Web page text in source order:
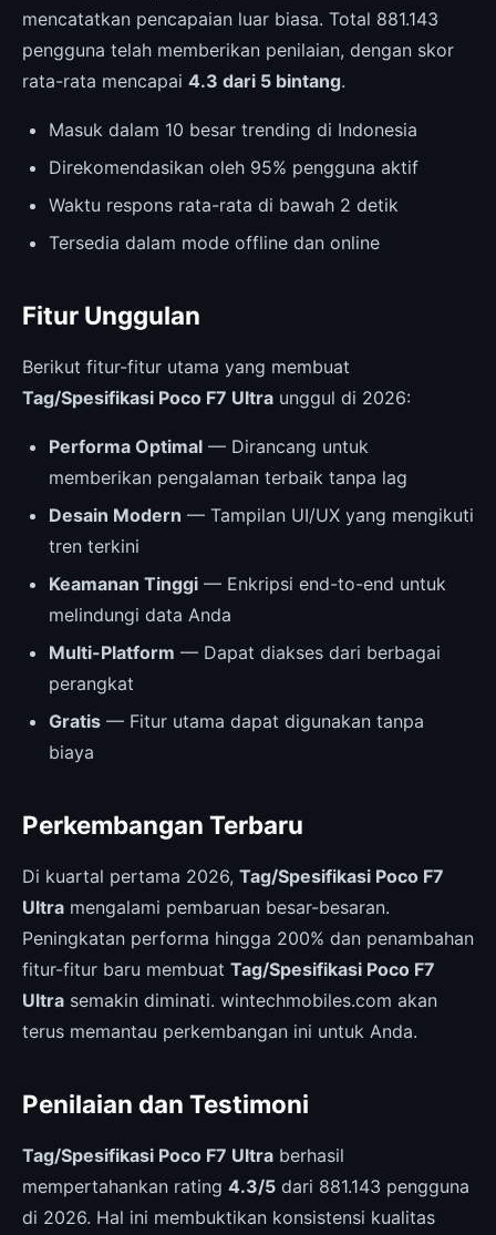
mencatatkan pencapaian luar biasa. Total 881.143
pengguna telah memberikan penilaian, dengan skor
rata-rata mencapai 4.3 dari 5 bintang.
Masuk dalam 10 besar trending di Indonesia
Direkomendasikan oleh 95% pengguna aktif
Waktu respons rata-rata di bawah 2 detik
Tersedia dalam mode offline dan online
Fitur Unggulan
Berikut fitur-fitur utama yang membuat
Tag/Spesifikasi Poco F7 Ultra unggul di 2026:
Performa Optimal — Dirancang untuk
memberikan pengalaman terbaik tanpa lag
Desain Modern — Tampilan UI/UX yang mengikuti
tren terkini
Keamanan Tinggi — Enkripsi end-to-end untuk
melindungi data Anda
Multi-Platform — Dapat diakses dari berbagai
perangkat
Gratis — Fitur utama dapat digunakan tanpa
biaya
Perkembangan Terbaru
Di kuartal pertama 2026, Tag/Spesifikasi Poco F7
Ultra mengalami pembaruan besar-besaran.
Peningkatan performa hingga 200% dan penambahan
fitur-fitur baru membuat Tag/Spesifikasi Poco F7
Ultra semakin diminati. wintechmobiles.com akan
terus memantau perkembangan ini untuk Anda.
Penilaian dan Testimoni
Tag/Spesifikasi Poco F7 Ultra berhasil
mempertahankan rating 4.3/5 dari 881.143 pengguna
di 2026. Hal ini membuktikan konsistensi kualitas